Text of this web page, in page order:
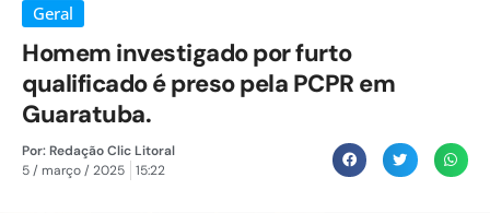
Geral
Homem investigado por furto
qualificado é preso pela PCPR em
Guaratuba.
Por:Redação Clic Litoral
5 / março / 2025
15:22